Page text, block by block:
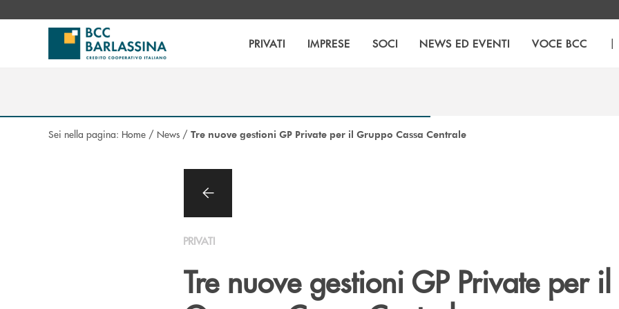
PRIVATI IMPRESE SOCI NEWS ED EVENTI VOCE BCC |
Sei nella pagina: Home / News / Tre nuove gestioni GP Private per il Gruppo Cassa Centrale
PRIVATI
Tre nuove gestioni GP Private per il